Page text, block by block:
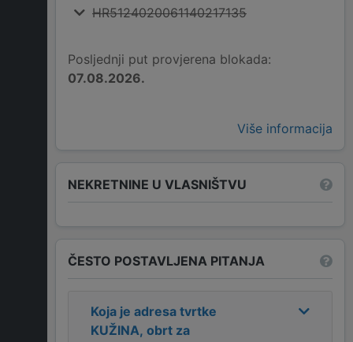
HR5124020061140217135
Posljednji put provjerena blokada:
07.08.2026.
Više informacija
NEKRETNINE U VLASNIŠTVU
ČESTO POSTAVLJENA PITANJA
Koja je adresa tvrtke
KUŽINA, obrt za